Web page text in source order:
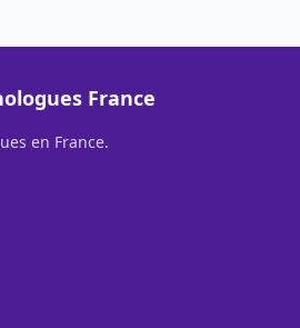
France
en France.